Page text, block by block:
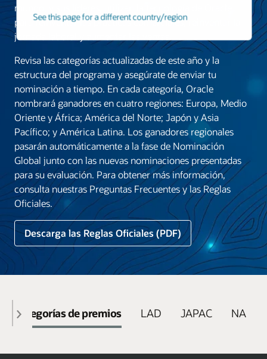
See this page for a different country/region
mundo, y sus líderes, utilizan la tecnología de Oracle
para reinventar las prácticas comerciales, reinventar la
jornada laboral y aumentar las ventas.
Revisa las categorías actualizadas de este año y la
estructura del programa y asegúrate de enviar tu
nominación a tiempo. En cada categoría, Oracle
nombrará ganadores en cuatro regiones: Europa, Medio
Oriente y África; América del Norte; Japón y Asia
Pacífico; y América Latina. Los ganadores regionales
pasarán automáticamente a la fase de Nominación
Global junto con las nuevas nominaciones presentadas
para su evaluación. Para obtener más información,
consulta nuestras Preguntas Frecuentes y las Reglas
Oficiales.
Descarga las Reglas Oficiales (PDF)
Categorías de premios LAD JAPAC NA